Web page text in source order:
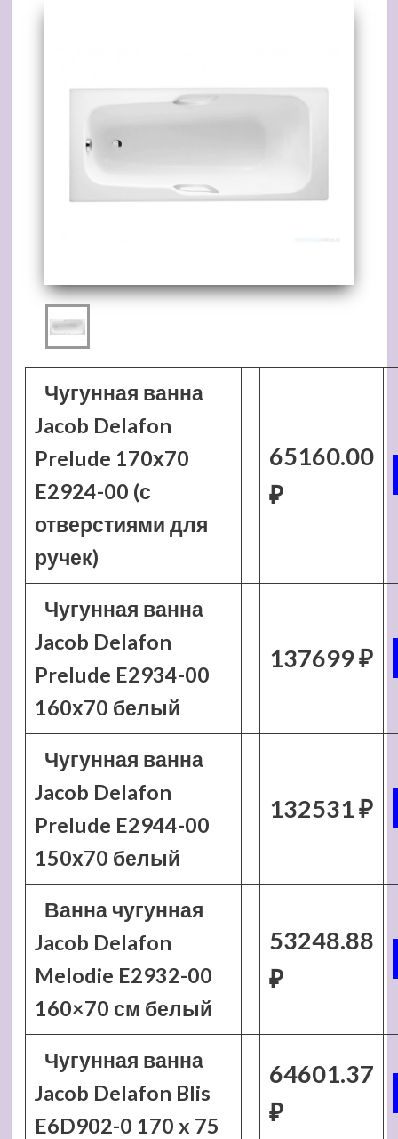
Чугунная ванна
Jacob Delafon
Prelude 170х70
E2924-00 (с
отверстиями для
ручек)
65160.00
₽
Чугунная ванна
Jacob Delafon
Prelude E2934-00
160х70 белый
137699 ₽
Чугунная ванна
Jacob Delafon
Prelude E2944-00
150х70 белый
132531 ₽
Ванна чугунная
Jacob Delafon
Melodie E2932-00
160×70 см белый
53248.88
₽
Чугунная ванна
Jacob Delafon Blis
E6D902-0 170 x 75
64601.37
₽